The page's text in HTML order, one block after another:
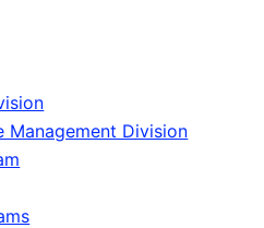
Management Division